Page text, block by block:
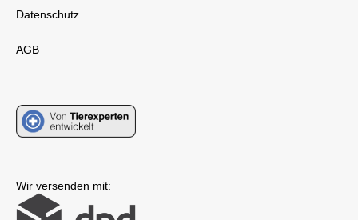
Datenschutz
AGB
Wir versenden mit: